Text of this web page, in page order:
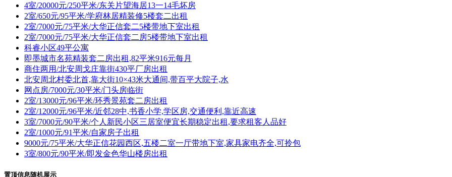
4室/20000元/250平米/东关片望海居13一14毛坏房
2室/650元/95平米/学府林居精装修5楼套二出租
2室/7000元/75平米/大华正信套二5楼带地下室出租
2室/7000元/75平米/大华正信套二房5楼带地下室出租
科睿小区49平公寓
即墨城市名苑精装套二房出租,82平米916元每月
商住两用/北安周戈庄靠街430平厂房出租
北安周北村委北首,靠大街10×43米大通间,带百平大院子,水
网点房/7000元/30平米/门头房临街
2室/13000元/96平米/环秀景苑套二房出租
2室/12000元/96平米/近邻28中,书香小学,学区房,交通便利,靠近高速
3室/7000元/90平米/个人新民小区三居室便宜长期稳定出租,要求租客人品好
2室/1000元/91平米/自家房子出租
9000元/75平米/大华正信花园西区,五楼二室一厅带地下室,家具家电齐全,可拎包
3室/800元/90平米/即发金色华山楼房出租
置顶信息随机展示